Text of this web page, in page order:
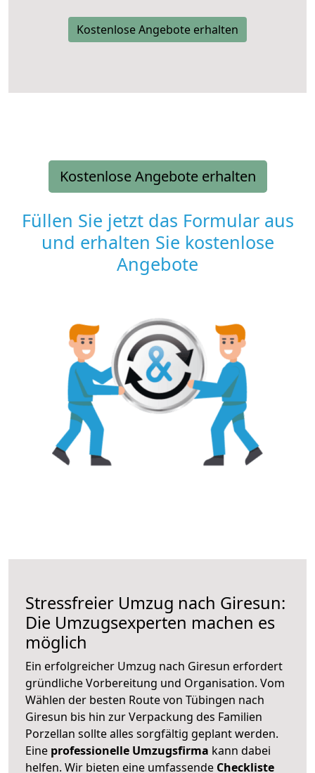
Kostenlose Angebote erhalten
Kostenlose Angebote erhalten
Füllen Sie jetzt das Formular aus
und erhalten Sie kostenlose
Angebote
Stressfreier Umzug nach Giresun:
Die Umzugsexperten machen es
möglich
Ein erfolgreicher Umzug nach Giresun erfordert
gründliche Vorbereitung und Organisation. Vom
Wählen der besten Route von Tübingen nach
Giresun bis hin zur Verpackung des Familien
Porzellan sollte alles sorgfältig geplant werden.
Eine professionelle Umzugsfirma kann dabei
helfen. Wir bieten eine umfassende Checkliste